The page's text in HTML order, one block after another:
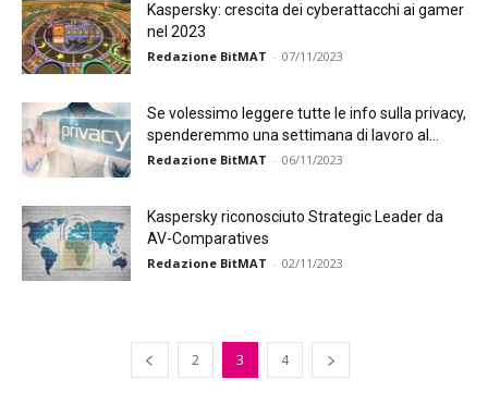
Kaspersky: crescita dei cyberattacchi ai gamer
nel 2023
Redazione BitMAT - 07/11/2023
Se volessimo leggere tutte le info sulla privacy,
spenderemmo una settimana di lavoro al...
Redazione BitMAT - 06/11/2023
Kaspersky riconosciuto Strategic Leader da
AV-Comparatives
Redazione BitMAT - 02/11/2023
2 3 4